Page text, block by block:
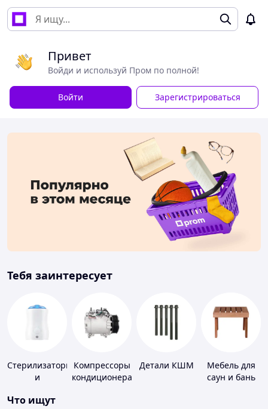
Привет
Войди и используй Пром по полной!
Войти Зарегистрироваться
Тебя заинтересует
Стерилизаторы
и
для детского
Компрессоры
кондиционера
Детали КШМ
Мебель для
саун и бань
Что ищут